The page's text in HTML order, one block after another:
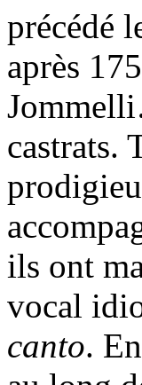
précédé
après
castrats.
ils ont
vocal
canto.